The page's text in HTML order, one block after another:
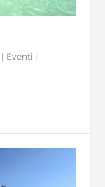
| Eventi |